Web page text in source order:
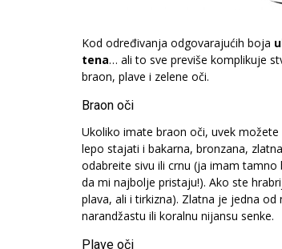
Kod određivanja odgovarajućih boja
tena… ali to sve previše komplikuje
braon, plave i zelene oči.
Braon oči
Ukoliko imate braon oči, uvek
lepo stajati i bakarna, bronzana,
odabreite sivu ili crnu (ja imam
da mi najbolje pristaju!). Ako ste
plava, ali i tirkizna). Zlatna je jedna
narandžastu ili koralnu nijansu senke.
Plave oči